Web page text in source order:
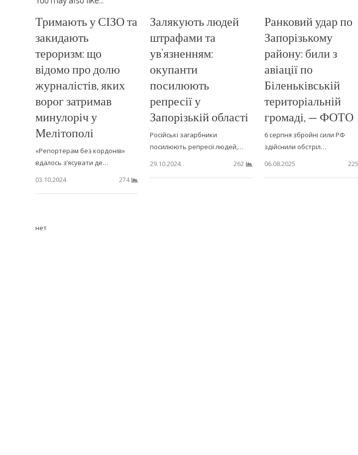
Тримають у СІЗО та
закидають
тероризм: що
відомо про долю
журналістів, яких
ворог затримав
минулоріч у
Мелітополі
«Репортерам без кордонів»
вдалось з’ясувати де…
03.10.2024
274
Залякують людей
штрафами та
ув’язненням:
окупанти
посилюють
репресії у
Запорізькій області
Російські загарбники
посилюють репресії людей,…
29.10.2024
262
Ранковий удар по
Запорізькому
району: били з
авіації по
Біленьківській
територіальній
громаді, — ФОТО
6 серпня збройні сили РФ
здійснили обстріл…
06.08.2025
225
нет